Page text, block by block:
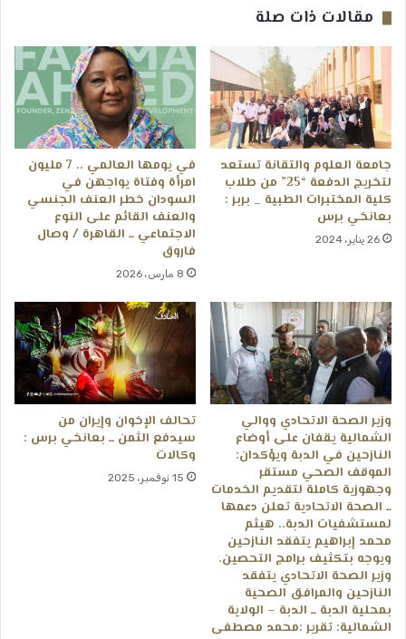
مقالات ذات صلة
جامعة العلوم والتقانة تستعد
لتخريج الدفعة “25” من طلاب
كلية المختبرات الطبية _ بربر :
بعانخي برس
26 يناير، 2024
في يومھا العالمي .. 7 مليون
امرأة وفتاة يواجهن في
السودان خطر العنف الجنسي
والعنف القائم على النوع
الاجتماعي ــ القاھرة / وصال
فاروق
8 مارس، 2026
وزير الصحة الاتحادي ووالي
الشمالية يقفان على أوضاع
النازحين في الدبة ويؤكدان:
الموقف الصحي مستقر
وجهوزية كاملة لتقديم الخدمات
ــ ​الصحة الاتحادية تعلن دعمها
لمستشفيات الدبة.. هيثم
محمد إبراهيم يتفقد النازحين
ويوجه بتكثيف برامج التحصين.
وزير الصحة الاتحادي يتفقد
النازحين والمرافق الصحية
بمحلية الدبة ــ ​الدبة – الولاية
الشمالية: تقرير :محمد مصطفى
تحالف الإخوان وإيران من
سيدفع الثمن ــ بعانخي برس :
وكالات
15 نوفمبر، 2025